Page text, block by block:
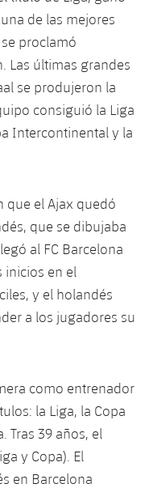
de las mejores
proclamó
Las últimas grandes
se produjeron la
consiguió la Liga
Intercontinental y la
que el Ajax quedó
que se dibujaba
al FC Barcelona
inicios en el
y el holandés
a los jugadores su
como entrenador
la Liga, la Copa
Tras 39 años, el
y Copa). El
en Barcelona